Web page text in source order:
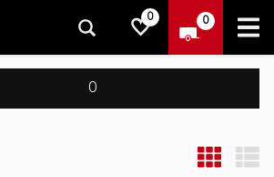
0 0
0